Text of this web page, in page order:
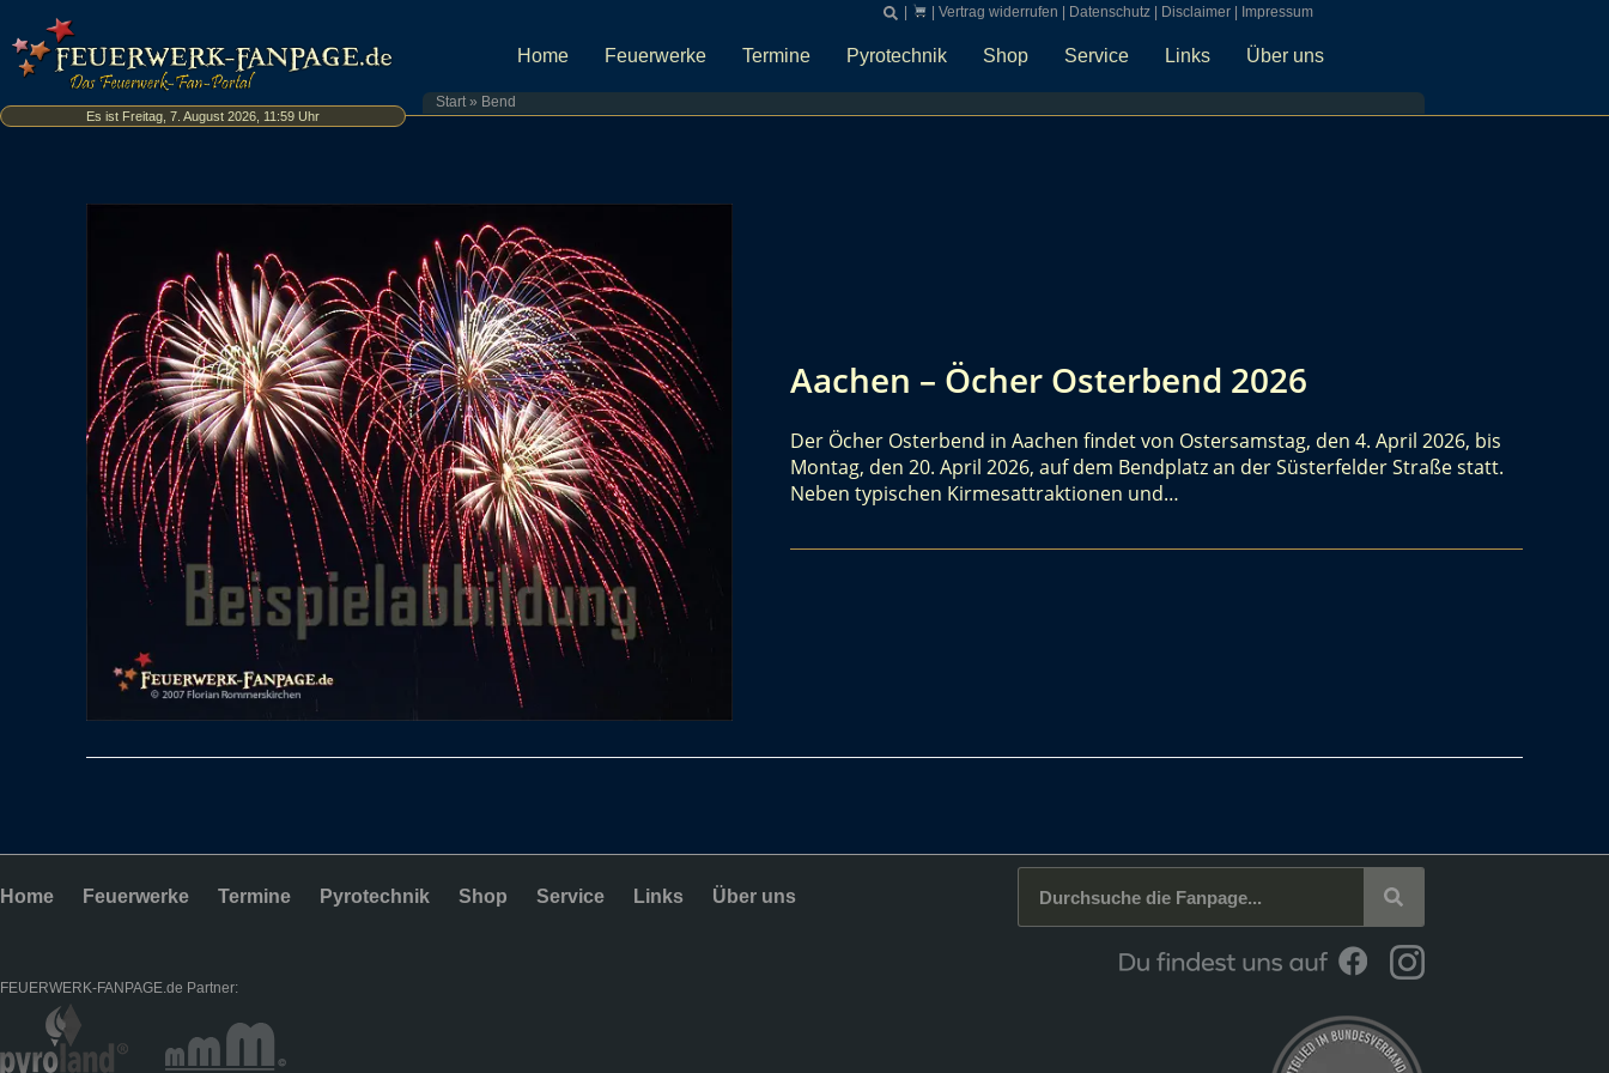
Es ist Freitag, 7. August 2026, 11:59 Uhr
Vertrag widerrufen Datenschutz| Disclaimer| Impressum
Home Feuerwerke Termine Pyrotechnik Shop Service Links Über uns
Start» Bend
Aachen – Öcher Osterbend 2026
Der Öcher Osterbend in Aachen findet von Ostersamstag, den 4. April 2026, bis
Montag, den 20. April 2026, auf dem Bendplatz an der Süsterfelder Straße statt.
Neben typischen Kirmesattraktionen und…
Home Feuerwerke Termine Pyrotechnik Shop Service Links Über uns
FEUERWERK-FANPAGE.de Partner: